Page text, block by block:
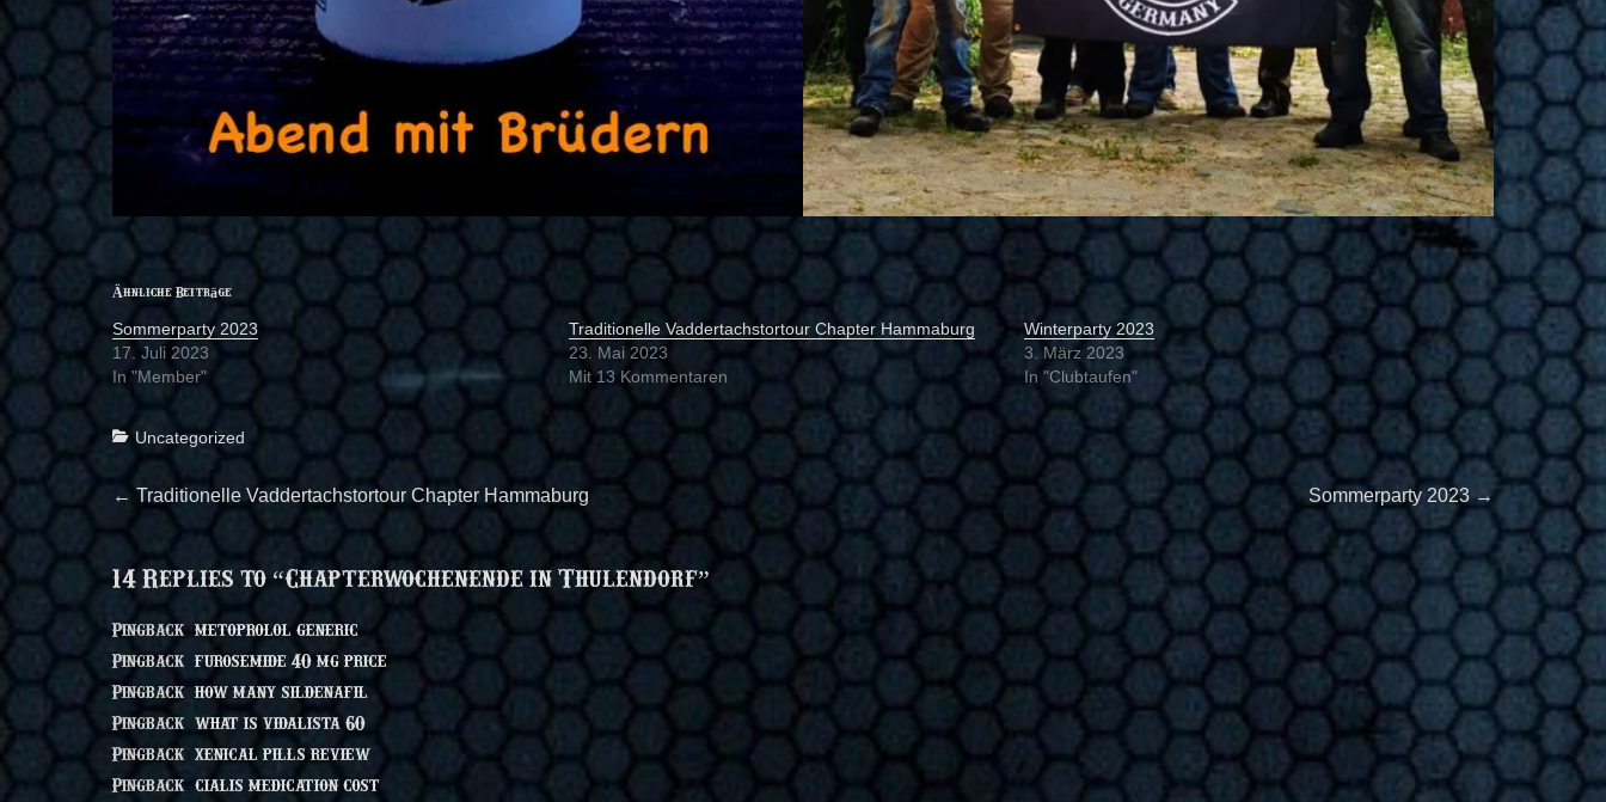
Ähnliche Beiträge
Sommerparty 2023
17. Juli 2023
In "Member"
Traditionelle Vaddertachstortour Chapter Hammaburg
23. Mai 2023
Mit 13 Kommentaren
Winterparty 2023
3. März 2023
In "Clubtaufen"
Categories
Uncategorized
Beitragsnavigation
←Previous
Traditionelle Vaddertachstortour Chapter Hammaburg
Next
post:
Sommerparty 2023 →
14 Replies to “Chapterwochenende in Thulendorf”
Pingback:metoprolol generic
Pingback:furosemide 40 mg price
Pingback:how many sildenafil
Pingback:what is vidalista 60
Pingback:xenical pills review
Pingback:cialis medication cost